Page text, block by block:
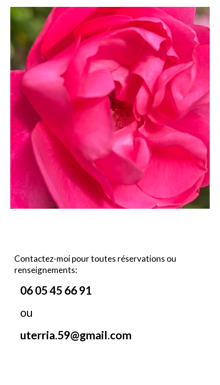
Contactez-moipour toutes réservations ou
renseignements:
06 05 45 66 91
ou
uterria.59@gmail.com